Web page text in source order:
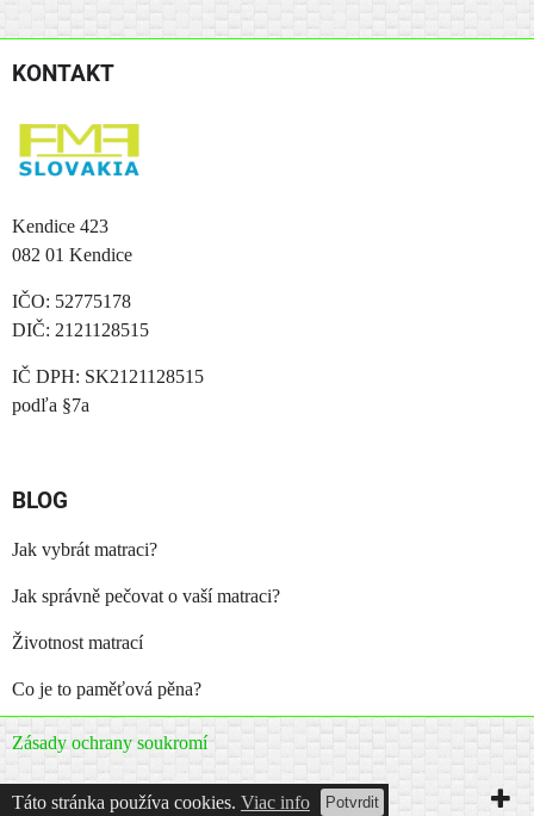
KONTAKT
Kendice 423
082 01 Kendice
IČO: 52775178
DIČ: 2121128515
IČ DPH: SK2121128515
podľa §7a
BLOG
Jak vybrát matraci?
Jak správně pečovat o vaší matraci?
Životnost matrací
Co je to paměťová pěna?
Zásady ochrany soukromí
Vytvořeno systémem:ByznysWeb.cz
Táto stránka používa cookies. Viac info Potvrdit